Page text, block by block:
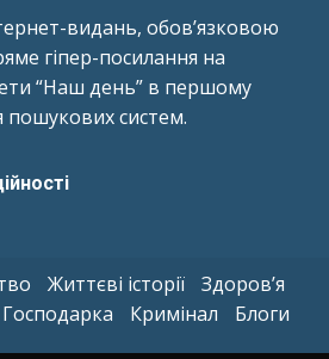
видань, обов’язковою
гіпер-посилання на
“Наш день” в першому
пошукових систем.
Життєві історії
Здоров’я
Господарка Кримінал Блоги